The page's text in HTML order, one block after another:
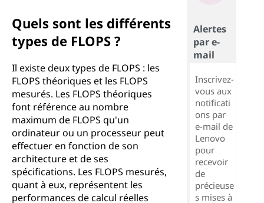
O
Quels sont les différents
types de FLOPS ?
Il existe deux types de FLOPS : les
FLOPS théoriques et les FLOPS
mesurés. Les FLOPS théoriques
font référence au nombre
maximum de FLOPS qu'un
ordinateur ou un processeur peut
effectuer en fonction de son
architecture et de ses
spécifications. Les FLOPS mesurés,
quant à eux, représentent les
performances de calcul réelles
Alertes
par e-
mail
Inscrivez-
vous aux
notificati
ons par
e-mail de
Lenovo
pour
recevoir
de
précieuse
s mises à